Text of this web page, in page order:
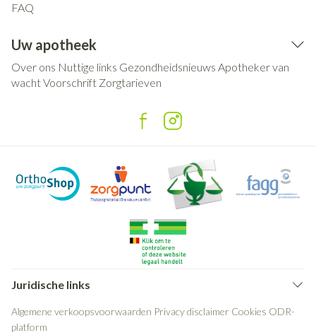
FAQ
Uw apotheek
Over ons Nuttige links Gezondheidsnieuws Apotheker van
wachtVoorschrift Zorgtarieven
Juridische links
Algemene verkoopsvoorwaarden Privacy disclaimer Cookies ODR-
platform